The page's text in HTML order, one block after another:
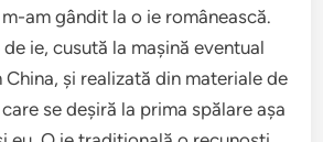
am gândit la o ie românească.
ie, cusută la mașină eventual
și realizată din materiale de
se deșiră la prima spălare așa